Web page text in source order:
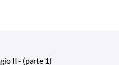
II - (parte 1)